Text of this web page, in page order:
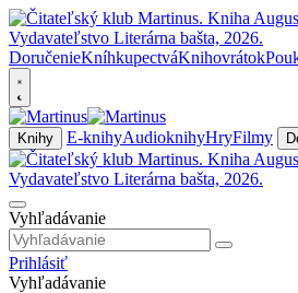
DoručenieKníhkupectváKnihovrátok
Knihy E-knihyAudioknihyHryFilmy
Vyhľadávanie
Prihlásiť
Vyhľadávanie